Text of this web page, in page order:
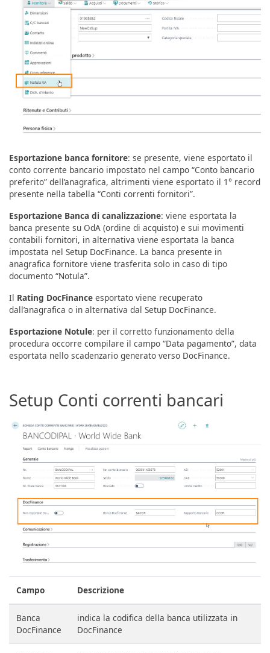
Esportazione banca fornitore: se presente, viene esportato il
conto corrente bancario impostato nel campo “Conto bancario
preferito” dell’anagrafica, altrimenti viene esportato il 1° record
presente nella tabella “Conti correnti fornitori”.
Esportazione Banca di canalizzazione: viene esportata la
banca presente su OdA (ordine di acquisto) e sui movimenti
contabili fornitori, in alternativa viene esportata la banca
impostata nel Setup DocFinance. La banca presente in
anagrafica fornitore viene trasferita solo in caso di tipo
documento “Notula”.
Il Rating DocFinance esportato viene recuperato
dall’anagrafica o in alternativa dal Setup DocFinance.
Esportazione Notule: per il corretto funzionamento della
procedura occorre compilare il campo “Data pagamento”, data
esportata nello scadenzario generato verso DocFinance.
Setup Conti correnti bancari
Campo Descrizione
Banca
DocFinance
indica la codifica della banca utilizzata in
DocFinance